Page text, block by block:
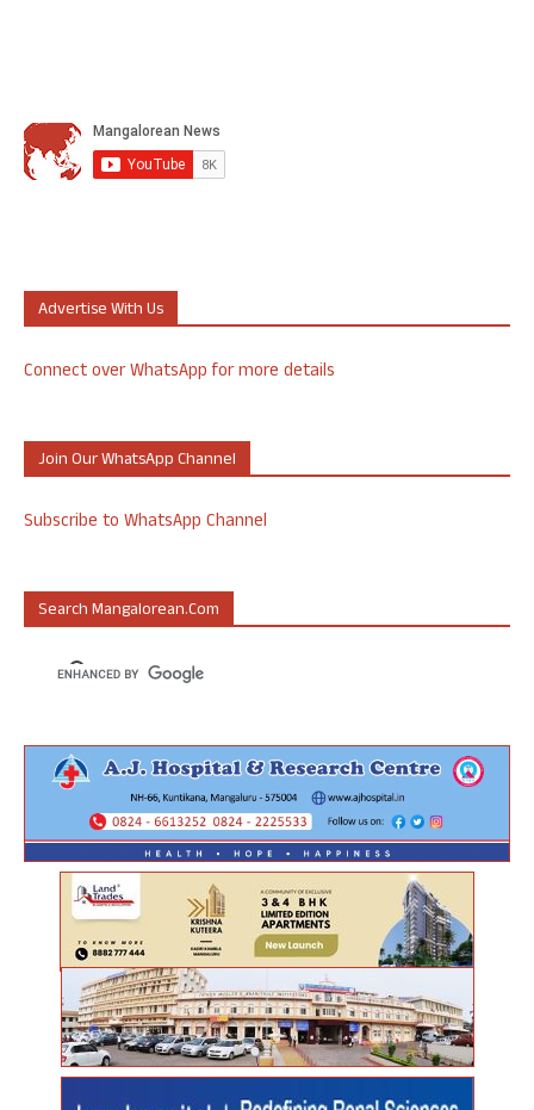
Advertise With Us
Connect over WhatsApp for more details
Join Our WhatsApp Channel
Subscribe to WhatsApp Channel
Search Mangalorean.com